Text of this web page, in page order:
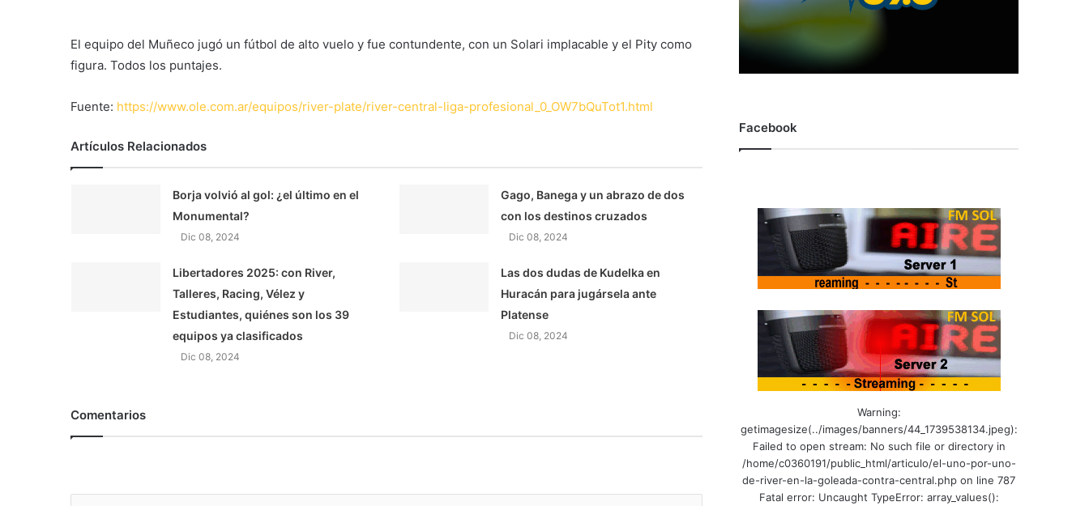
El equipo del Muñeco jugó un fútbol de alto vuelo y fue contundente, con un Solari implacable y el Pity como
figura. Todos los puntajes.
Fuente: https://www.ole.com.ar/equipos/river-plate/river-central-liga-profesional_0_OW7bQuTot1.html
Artículos Relacionados
Borja volvió al gol: ¿el último en el
Monumental?
Dic 08, 2024
Gago, Banega y un abrazo de dos
con los destinos cruzados
Dic 08, 2024
Libertadores 2025: con River,
Talleres, Racing, Vélez y
Estudiantes, quiénes son los 39
equipos ya clasificados
Dic 08, 2024
Las dos dudas de Kudelka en
Huracán para jugársela ante
Platense
Dic 08, 2024
Comentarios
Facebook
Warning:
getimagesize(../images/banners/44_1739538134.jpeg):
Failed to open stream: No such file or directory in
/home/c0360191/public_html/articulo/el-uno-por-uno-
de-river-en-la-goleada-contra-central.php on line 787
Fatal error: Uncaught TypeError: array_values():